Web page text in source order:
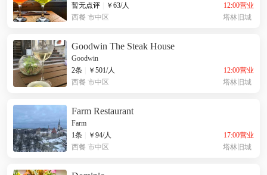
暂无点评
￥ 63/人
12:00营业
西餐 市中区 塔林旧城
Goodwin The Steak House
Goodwin
2条
￥ 501/人
12:00营业
西餐 市中区 塔林旧城
Farm Restaurant
Farm
1条
￥ 94/人
17:00营业
西餐 市中区 塔林旧城